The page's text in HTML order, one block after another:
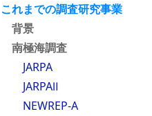
これまでの調査研究事業
背景
南極海調査
JARPA
JARPAⅡ
NEWREP-A